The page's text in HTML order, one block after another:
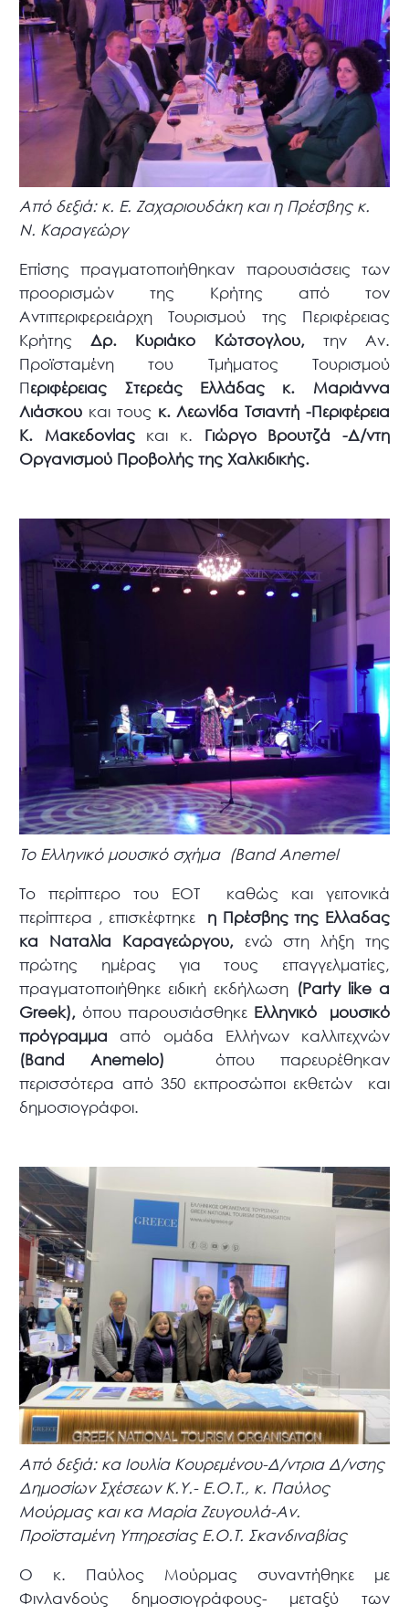
Από δεξιά: κ. Ε. Ζαχαριουδάκη και η Πρέσβης κ.
Ν. Καραγεώργ
Επίσης πραγματοποιήθηκαν παρουσιάσεις των
προορισμών της Κρήτης από τον
Αντιπεριφερειάρχη Τουρισμού της Περιφέρειας
Κρήτης Δρ. Κυριάκο Κώτσογλου,την Αν.
Προϊσταμένη του Τμήματος Τουρισμού
Περιφέρειας Στερεάς Ελλάδας κ. Μαριάννα
Λιάσκου και τους κ. Λεωνίδα Τσιαντή -Περιφέρεια
Κ. Μακεδονίαςκαι κ. Γιώργο Βρουτζά -Δ/ντη
Οργανισμού Προβολής της Χαλκιδικής.
Το Ελληνικό μουσικό σχήμα (Band Anemel
Το περίπτερο του ΕΟΤ καθώς και γειτονικά
περίπτερα , επισκέφτηκε η Πρέσβης της Ελλαδας
κα Ναταλία Καραγεώργου,ενώ στη λήξη της
πρώτης ημέρας για τους επαγγελματίες,
πραγματοποιήθηκε ειδική εκδήλωση (Party like a
Greek),όπου παρουσιάσθηκε Ελληνικό μουσικό
πρόγραμμα από ομάδα Ελλήνων καλλιτεχνών
(Band Anemelo)
όπου παρευρέθηκαν
περισσότερα από 350 εκπροσώποι εκθετών και
δημοσιογράφοι.
Από δεξιά: κa Ιουλία Κουρεμένου-Δ/ντρια Δ/νσης
Δημοσίων Σχέσεων Κ.Υ.- Ε.Ο.Τ., κ. Παύλος
Μούρμας και κα Μαρία Ζευγουλά-Αν.
Προϊσταμένη Υπηρεσίας Ε.Ο.Τ. Σκανδιναβίας
Ο κ. Παύλος Μούρμας συναντήθηκε με
Φινλανδούς δημοσιογράφους- μεταξύ των